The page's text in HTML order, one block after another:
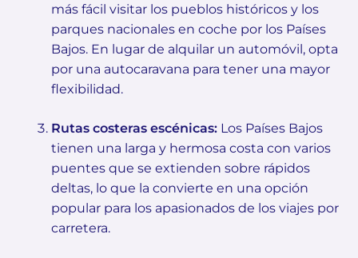
más fácil visitar los pueblos históricos y los
parques nacionales en coche por los Países
Bajos. En lugar de alquilar un automóvil, opta
por una autocaravana para tener una mayor
flexibilidad.
Rutas costeras escénicas: Los Países Bajos
tienen una larga y hermosa costa con varios
puentes que se extienden sobre rápidos
deltas, lo que la convierte en una opción
popular para los apasionados de los viajes por
carretera.